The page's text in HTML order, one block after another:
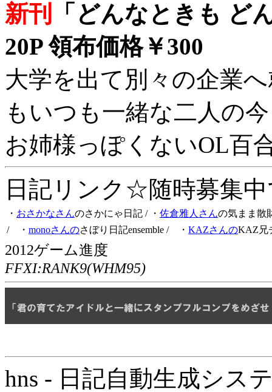
新刊
「どんなときも ど
20P 領布価格￥300
大学を出て別々の企業
もいつも一緒な二人の
お姉様っぽくないOL百
日記リンク☆随時募集
・ おさかなさんのさかにゃ日記 / ・ 佐倉雅人さんの気まま散
/ ・ monoさんのさぼり日記ensemble / ・ KAZさんのKAZ兄
2012ゲーム進度
FFXI:RANK9(WHM95)
hns - 日記自動生成シス